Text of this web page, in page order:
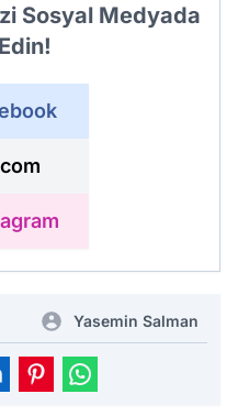
Sosyal Medyada
Yasemin Salman